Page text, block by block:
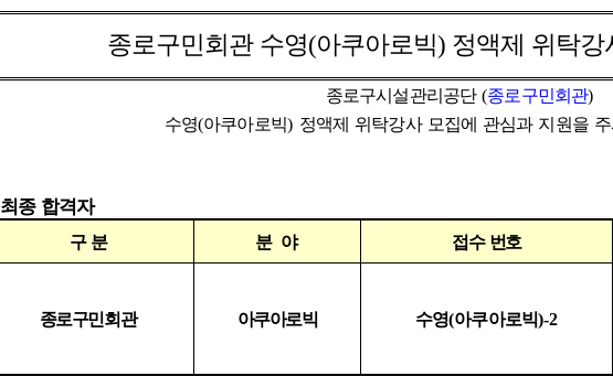
종로구민회관 수영(아쿠아로빅) 정액제 위탁강
종로구시설관리공단(종로구민회관)
수영(아쿠아로빅) 정액제 위탁강사 모집에 관심과 지원을
최종 합격자
구 분 분 야 접수 번호
종로구민회관 아쿠아로빅 수영(아쿠아로빅)-2